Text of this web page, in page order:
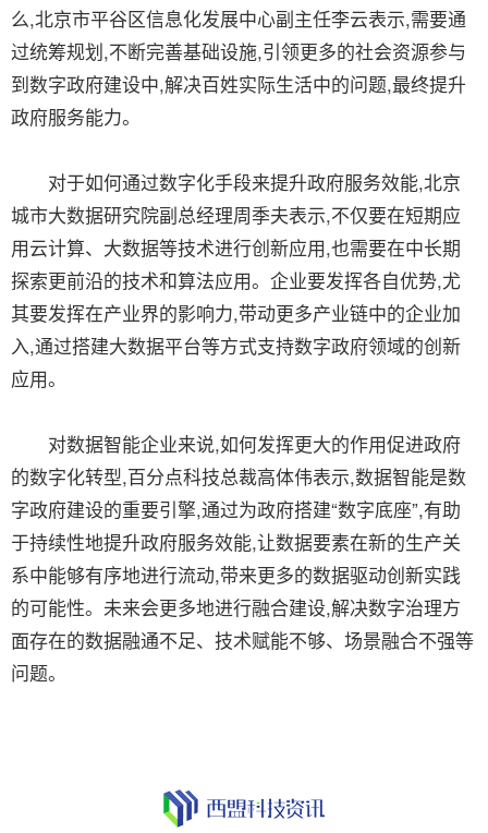
么,北京市平谷区信息化发展中心副主任李云表示,需要通
过统筹规划,不断完善基础设施,引领更多的社会资源参与
到数字政府建设中,解决百姓实际生活中的问题,最终提升
政府服务能力。
对于如何通过数字化手段来提升政府服务效能,北京
城市大数据研究院副总经理周季夫表示,不仅要在短期应
用云计算、大数据等技术进行创新应用,也需要在中长期
探索更前沿的技术和算法应用。企业要发挥各自优势,尤
其要发挥在产业界的影响力,带动更多产业链中的企业加
入,通过搭建大数据平台等方式支持数字政府领域的创新
应用。
对数据智能企业来说,如何发挥更大的作用促进政府
的数字化转型,百分点科技总裁高体伟表示,数据智能是数
字政府建设的重要引擎,通过为政府搭建“数字底座”,有助
于持续性地提升政府服务效能,让数据要素在新的生产关
系中能够有序地进行流动,带来更多的数据驱动创新实践
的可能性。未来会更多地进行融合建设,解决数字治理方
面存在的数据融通不足、技术赋能不够、场景融合不强等
问题。